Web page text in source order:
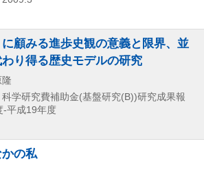
に顧みる進歩史観の意義と限界、並
り得る歴史モデルの研究
科学研究費補助金(基盤研究(B))研究成果報
-平成19年度
の私